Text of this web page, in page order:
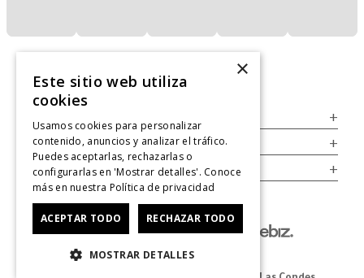
+
Legal +
Cuenta +
×
Este sitio web utiliza
cookies
Usamos cookies para personalizar
contenido, anuncios y analizar el tráfico.
Puedes aceptarlas, rechazarlas o
configurarlas en 'Mostrar detalles'. Conoce
más en nuestra Política de privacidad
ACEPTAR TODO RECHAZAR TODO
MOSTRAR DETALLES